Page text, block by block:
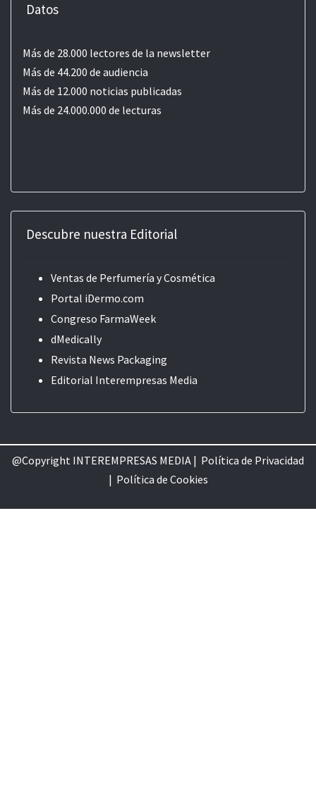
Datos
Más de 28.000 lectores de la newsletter
Más de 44.200 de audiencia
Más de 12.000 noticias publicadas
Más de 24.000.000 de lecturas
Descubre nuestra Editorial
Ventas de Perfumería y Cosmética
Portal iDermo.com
Congreso FarmaWeek
dMedically
Revista News Packaging
Editorial Interempresas Media
@Copyright INTEREMPRESAS MEDIA | Política de Privacidad
| Política de Cookies